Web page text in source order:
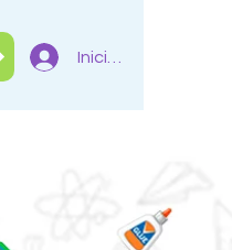
Iniciar sesión